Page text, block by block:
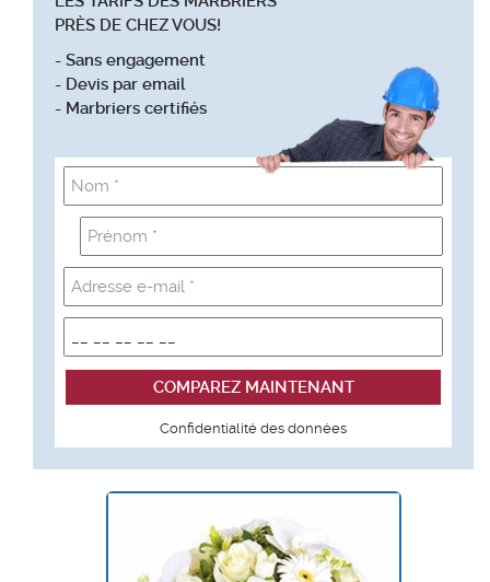
PRÈS DE CHEZ VOUS!
- Sans engagement
- Devis par email
- Marbriers certifiés
Confidentialité des données